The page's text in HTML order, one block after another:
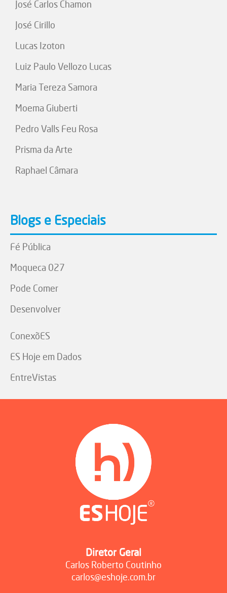
José Carlos Chamon
José Cirillo
Lucas Izoton
Luiz Paulo Vellozo Lucas
Maria Tereza Samora
Moema Giuberti
Pedro Valls Feu Rosa
Prisma da Arte
Raphael Câmara
Blogs e Especiais
Fé Pública
Moqueca 027
Pode Comer
Desenvolver
ConexõES
ES Hoje em Dados
EntreVistas
Diretor Geral
Carlos Roberto Coutinho
carlos@eshoje.com.br